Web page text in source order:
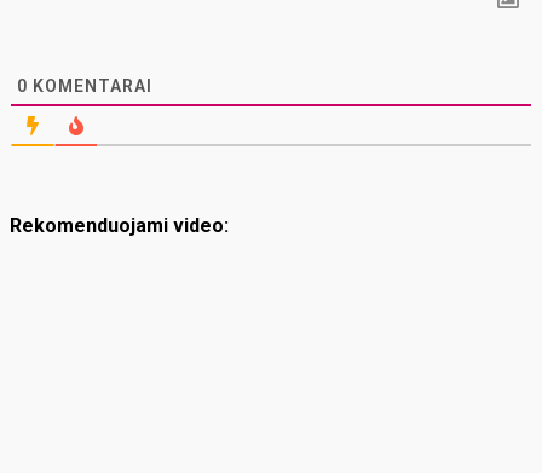
0 KOMENTARAI
Rekomenduojami video: